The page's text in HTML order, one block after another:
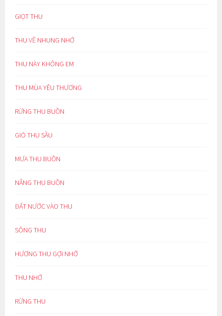
GIỌT THU
THU VỀ NHUNG NHỚ
THU NÀY KHÔNG EM
THU MÙA YÊU THƯƠNG
RỪNG THU BUỒN
GIÓ THU SẦU
MƯA THU BUỒN
NẮNG THU BUỒN
ĐẤT NƯỚC VÀO THU
SÔNG THU
HƯƠNG THU GỢI NHỚ
THU NHỚ
RỪNG THU